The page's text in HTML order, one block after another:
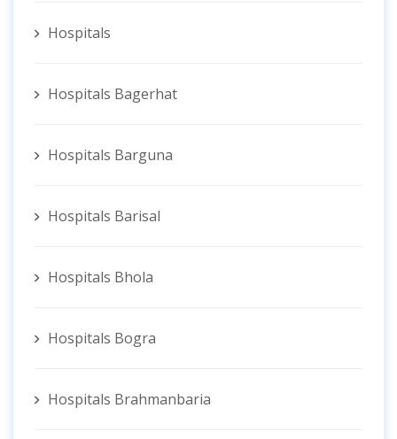
Hospitals
Hospitals Bagerhat
Hospitals Barguna
Hospitals Barisal
Hospitals Bhola
Hospitals Bogra
Hospitals Brahmanbaria